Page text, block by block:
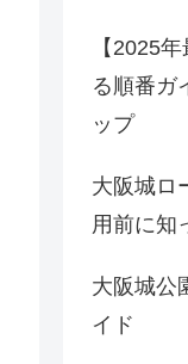
【2025
る順番ガ
ップ
大阪城ロ
用前に知
大阪城公
イド